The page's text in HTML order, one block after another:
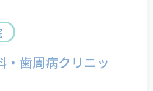
・歯周病クリニッ